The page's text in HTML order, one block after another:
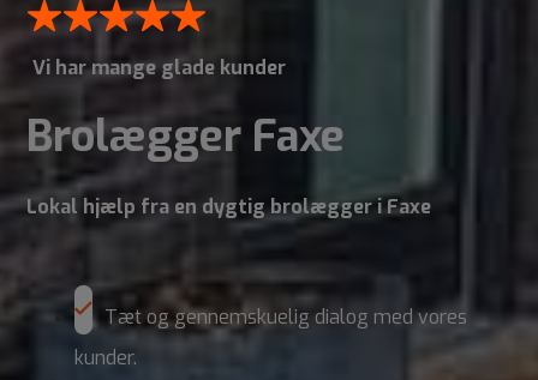
Vi har mange glade kunder
Brolægger Faxe
Lokal hjælp fra en dygtig brolægger i Faxe
Tæt og gennemskuelig dialog med vores
kunder.